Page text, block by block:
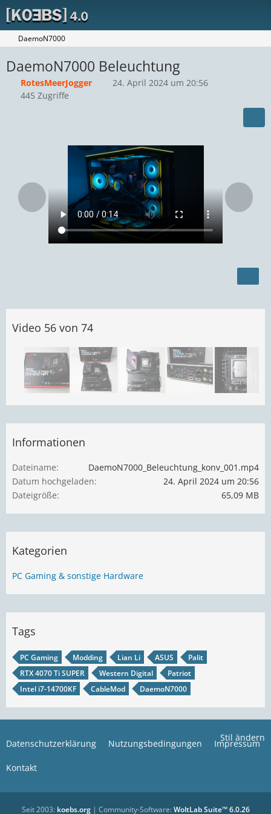
DaemoN7000
DaemoN7000 Beleuchtung
RotesMeerJogger
24. April 2024 um 20:56
445 Zugriffe
Video 56 von 74
Informationen
Dateiname
DaemoN7000_Beleuchtung_konv_001.mp4
Datum hochgeladen
24. April 2024 um 20:56
Dateigröße
65,09 MB
Kategorien
PC Gaming & sonstige Hardware
Tags
PC Gaming Modding Lian Li ASUS
Palit
RTX 4070 Ti SUPER
Western Digital
Patriot
Intel i7-14700KF
CableMod DaemoN7000
Stil ändern
Datenschutzerklärung Nutzungsbedingungen Impressum
Kontakt
Seit 2003: koebs.org| Community-Software:WoltLab Suite™ 6.0.26